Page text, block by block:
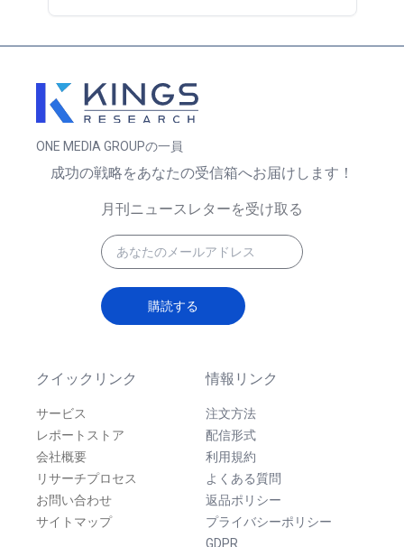
ONE MEDIA GROUPの一員
クイックリンク
サービス
レポートストア
会社概要
リサーチプロセス
お問い合わせ
サイトマップ
情報リンク
注文方法
配信形式
利用規約
よくある質問
返品ポリシー
プライバシーポリシー
GDPR
成功の戦略をあなたの受信箱へお届けします！
月刊ニュースレターを受け取る
購読する